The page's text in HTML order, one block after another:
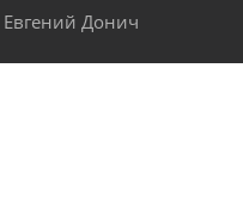
Евгений Донич